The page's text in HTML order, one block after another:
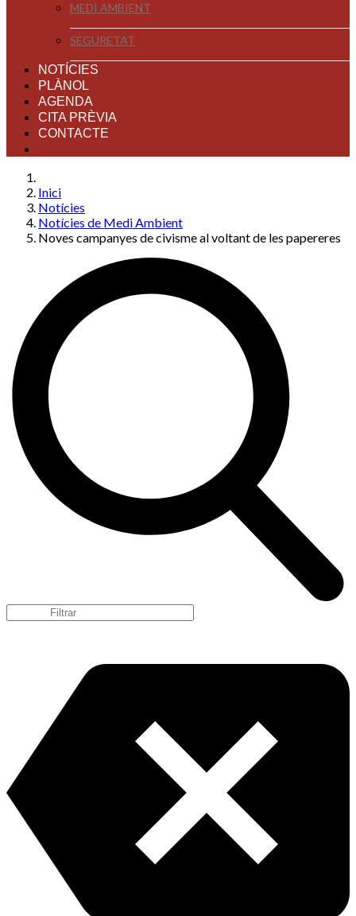
MEDI AMBIENT
SEGURETAT
NOTÍCIES
PLÀNOL
AGENDA
CITA PRÈVIA
CONTACTE
Inici
Notícies
Notícies de Medi Ambient
Noves campanyes de civisme al voltant de les papereres